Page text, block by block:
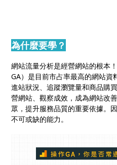
為什麼要學？
網站流量分析是經營網站的根本
GA）是目前市占率最高的網站資
進站狀況、追蹤瀏覽量和商品購
營網站、觀察成效，成為網站改
眾，提升服務品質的重要依據。
不可或缺的能力。